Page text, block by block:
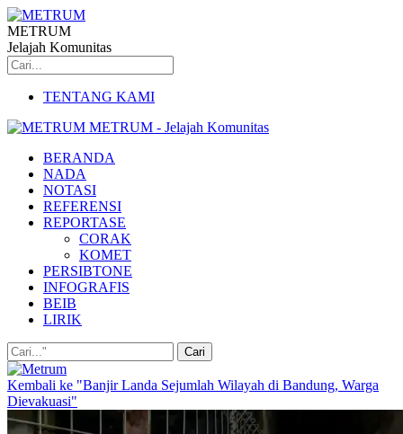
METRUM
Jelajah Komunitas
TENTANG KAMI
METRUM - Jelajah Komunitas
BERANDA
NADA
NOTASI
REFERENSI
REPORTASE
CORAK
KOMET
PERSIBTONE
INFOGRAFIS
BEIB
LIRIK
Kembali ke "Banjir Landa Sejumlah Wilayah di Bandung, Warga
Dievakuasi"